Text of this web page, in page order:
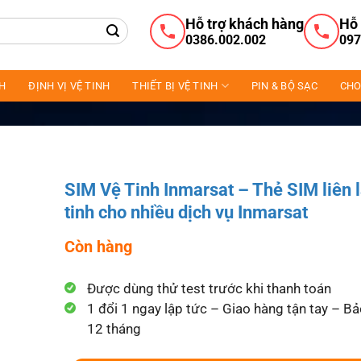
Hỗ trợ khách hàng
0386.002.002
Hỗ
ĐỊNH VỊ VỆ TINH THIẾT BỊ VỆ TINH PIN & BỘ SẠC
SIM Vệ Tinh Inmarsat – Thẻ SIM liên
tinh cho nhiều dịch vụ Inmarsat
Còn hàng
Được dùng thử test trước khi thanh toán
1 đổi 1 ngay lập tức – Giao hàng tận tay –
12 tháng